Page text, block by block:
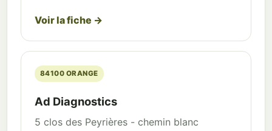
Voir la fiche →
84100 ORANGE
Ad Diagnostics
5 clos des Peyrières - chemin blanc